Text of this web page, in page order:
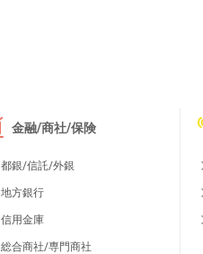
金融/商社/保険
都銀/信託/外銀
地方銀行
信用金庫
総合商社/専門商社